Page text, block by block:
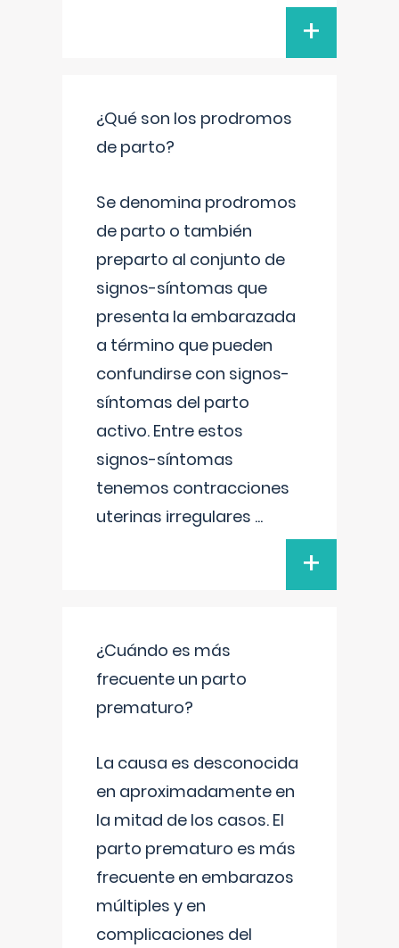
+
¿Qué son los prodromos
de parto?
Se denomina prodromos
de parto o también
preparto al conjunto de
signos-síntomas que
presenta la embarazada
a término que pueden
confundirse con signos-
síntomas del parto
activo. Entre estos
signos-síntomas
tenemos contracciones
uterinas irregulares ...
+
¿Cuándo es más
frecuente un parto
prematuro?
La causa es desconocida
en aproximadamente en
la mitad de los casos. El
parto prematuro es más
frecuente en embarazos
múltiples y en
complicaciones del